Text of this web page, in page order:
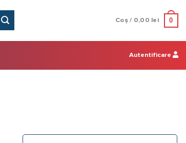
Coș / 0,00 lei 0
Autentificare